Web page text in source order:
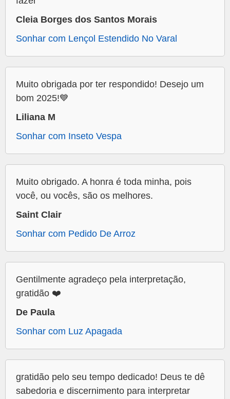
Cleia Borges dos Santos Morais
Sonhar com Lençol Estendido No Varal
Muito obrigada por ter respondido! Desejo um
bom 2025!💙
Liliana M
Sonhar com Inseto Vespa
Muito obrigado. A honra é toda minha, pois
você, ou vocês, são os melhores.
Saint Clair
Sonhar com Pedido De Arroz
Gentilmente agradeço pela interpretação,
gratidão ❤️
De Paula
Sonhar com Luz Apagada
gratidão pelo seu tempo dedicado! Deus te dê
sabedoria e discernimento para interpretar